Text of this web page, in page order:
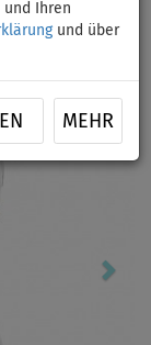
und Ihren
und über
MEHR
Next